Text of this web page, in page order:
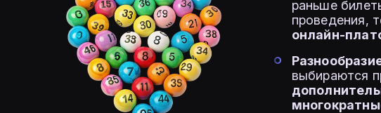
раньше
проведения,
онлайн-
выбираются